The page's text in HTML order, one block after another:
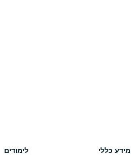
מידע כללי
לימודים